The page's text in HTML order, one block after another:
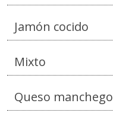
Jamón cocido
Mixto
Queso manchego